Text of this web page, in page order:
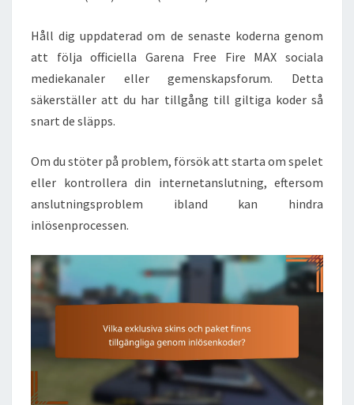
Håll dig uppdaterad om de senaste koderna genom
att följa officiella Garena Free Fire MAX sociala
mediekanaler eller gemenskapsforum. Detta
säkerställer att du har tillgång till giltiga koder så
snart de släpps.
Om du stöter på problem, försök att starta om spelet
eller kontrollera din internetanslutning, eftersom
anslutningsproblem ibland kan hindra
inlösenprocessen.